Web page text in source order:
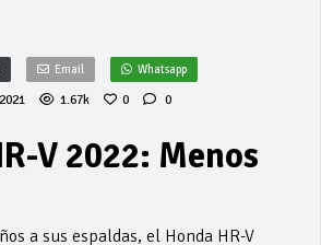
Email Whatsapp
1.67k 0 0
V 2022: Menos
a sus espaldas, el Honda HR-V